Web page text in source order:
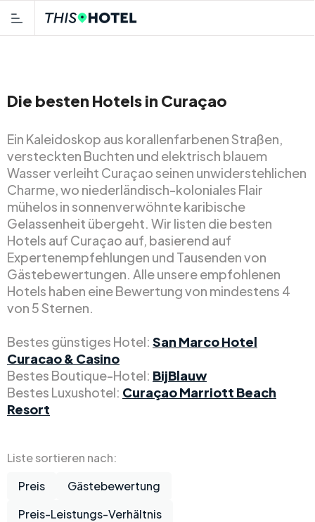
Die besten Hotels in Curaçao
Ein Kaleidoskop aus korallenfarbenen Straßen,
versteckten Buchten und elektrisch blauem
Wasser verleiht Curaçao seinen unwiderstehlichen
Charme, wo niederländisch-koloniales Flair
mühelos in sonnenverwöhnte karibische
Gelassenheit übergeht. Wir listen die besten
Hotels auf Curaçao auf, basierend auf
Expertenempfehlungen und Tausenden von
Gästebewertungen. Alle unsere empfohlenen
Hotels haben eine Bewertung von mindestens 4
von 5 Sternen.
Bestes günstiges Hotel: San Marco Hotel
Curacao & Casino
Bestes Boutique-Hotel: BijBlauw
Bestes Luxushotel: Curaçao Marriott Beach
Resort
Liste sortieren nach:
Preis
Gästebewertung
Preis-Leistungs-Verhältnis